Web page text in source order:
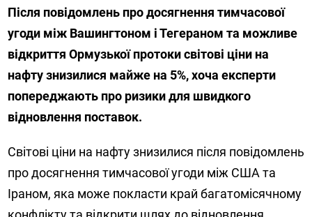
Після повідомлень про досягнення тимчасової
угоди між Вашингтоном і Тегераном та можливе
відкриття Ормузької протоки світові ціни на
нафту знизилися майже на 5%, хоча експерти
попереджають про ризики для швидкого
відновлення поставок.
Світові ціни на нафту знизилися після повідомлень
про досягнення тимчасової угоди між США та
Іраном, яка може покласти край багатомісячному